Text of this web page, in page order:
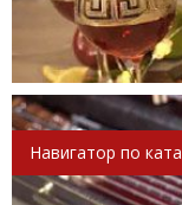
Навигатор по